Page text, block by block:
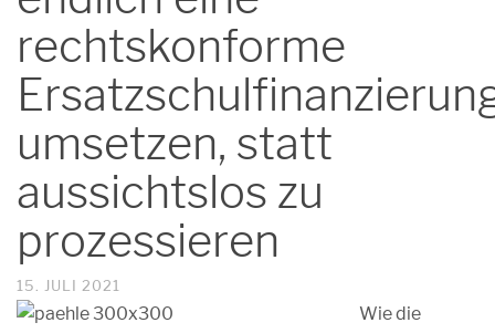
rechtskonforme
umsetzen, statt
aussichtslos zu
prozessieren
15. JULI 2021
Wie die